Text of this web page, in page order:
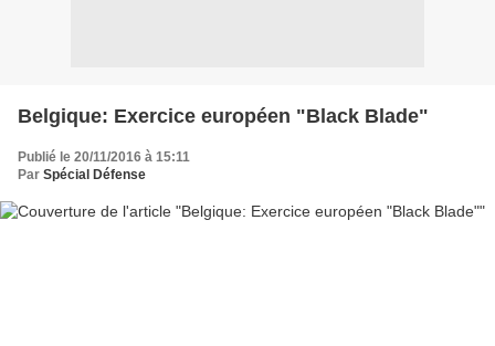
Belgique: Exercice européen "Black Blade"
Publié le 20/11/2016 à 15:11
Par Spécial Défense